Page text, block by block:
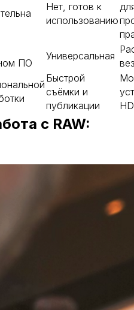
Нет, готов к
использованию
ПО
Универсальная
Быстрой
съёмки и
публикации
с RAW: